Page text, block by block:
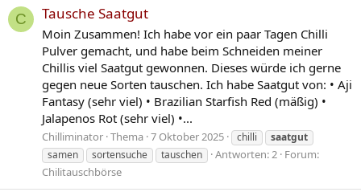
C Tausche Saatgut
Moin Zusammen! Ich habe vor ein paar Tagen Chilli
Pulver gemacht, und habe beim Schneiden meiner
Chillis viel Saatgut gewonnen. Dieses würde ich gerne
gegen neue Sorten tauschen. Ich habe Saatgut von: • Aji
Fantasy (sehr viel) • Brazilian Starfish Red (mäßig) •
Jalapenos Rot (sehr viel) •...
Chilliminator Thema 7 Oktober 2025 chilli
saatgut
samen
sortensuche tauschen Antworten: 2 Forum:
Chilitauschbörse